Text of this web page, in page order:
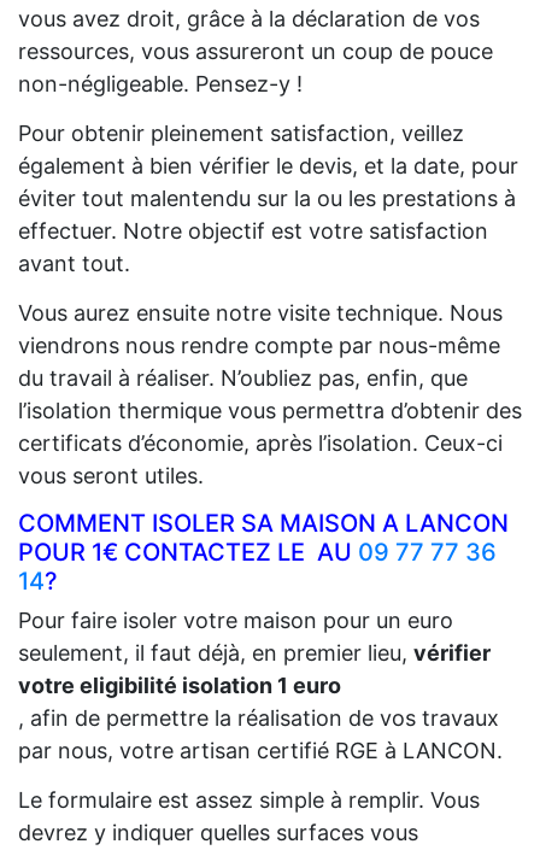
vous avez droit, grâce à la déclaration de vos
ressources, vous assureront un coup de pouce
non-négligeable. Pensez-y !
Pour obtenir pleinement satisfaction, veillez
également à bien vérifier le devis, et la date, pour
éviter tout malentendu sur la ou les prestations à
effectuer. Notre objectif est votre satisfaction
avant tout.
Vous aurez ensuite notre visite technique. Nous
viendrons nous rendre compte par nous-même
du travail à réaliser. N’oubliez pas, enfin, que
l’isolation thermique vous permettra d’obtenir des
certificats d’économie, après l’isolation. Ceux-ci
vous seront utiles.
COMMENT ISOLER SA MAISON A LANCON
POUR 1€ CONTACTEZ LE AU 09 77 77 36
14?
Pour faire isoler votre maison pour un euro
seulement, il faut déjà, en premier lieu, vérifier
votre eligibilité isolation 1 euro
, afin de permettre la réalisation de vos travaux
par nous, votre artisan certifié RGE à LANCON.
Le formulaire est assez simple à remplir. Vous
devrez y indiquer quelles surfaces vous